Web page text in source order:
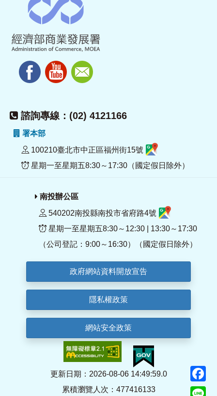
諮詢專線：(02) 4121166
署本部
100210臺北市中正區福州街15號
星期一至星期五8:30～17:30（國定假日除外）
南投辦公區
540202南投縣南投市省府路4號
星期一至星期五8:30～12:30 | 13:30～17:30
（公司登記：9:00～16:30）（國定假日除外）
政府網站資料開放宣告
隱私權政策
網站安全政策
更新日期：2026-08-06 14:49:59.0
累積瀏覽人次：477416133